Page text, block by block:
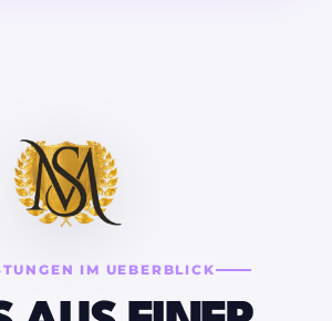
IM UEBERBLICK